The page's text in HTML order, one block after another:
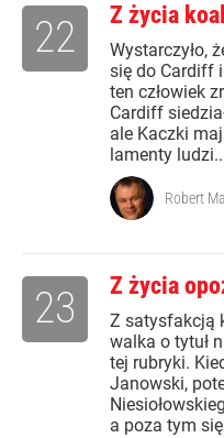
Z życia
Wystarczyło,
się do Cardiff
ten człowiek
Cardiff
ale Kaczki
lamenty
22
Robert
Z życia
Z satysfakcją
walka o tytuł
tej rubryki.
Janowski,
a poza tym
23